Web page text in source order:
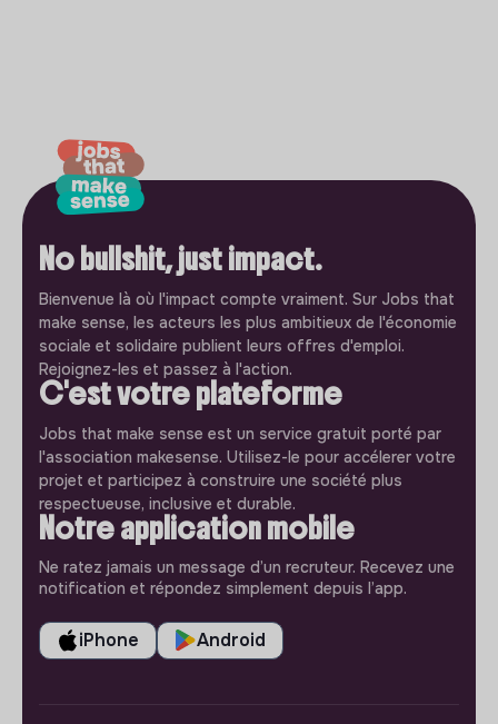
No bullshit, just impact.
Bienvenue là où l'impact compte vraiment. Sur Jobs that
make sense, les acteurs les plus ambitieux de l'économie
sociale et solidaire publient leurs offres d'emploi.
Rejoignez-les et passez à l'action.
C'est votre plateforme
Jobs that make sense est un service gratuit porté par
l'association makesense. Utilisez-le pour accélerer votre
projet et participez à construire une société plus
respectueuse, inclusive et durable.
Notre application mobile
Ne ratez jamais un message d’un recruteur. Recevez une
notification et répondez simplement depuis l’app.
iPhone Android